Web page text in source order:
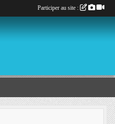
Participer au site :